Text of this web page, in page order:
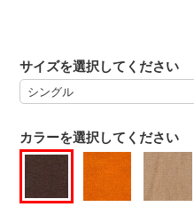
カラーを選択してください
サイズを選択してください